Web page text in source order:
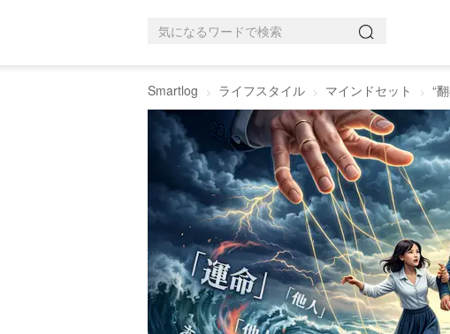
Smartlog ライフスタイル マインドセット “